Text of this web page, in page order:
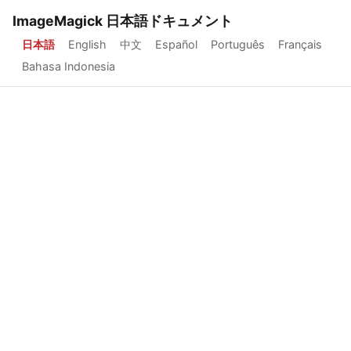
ImageMagick 日本語ドキュメント
日本語 English 中文 Español Português
Français
Bahasa Indonesia